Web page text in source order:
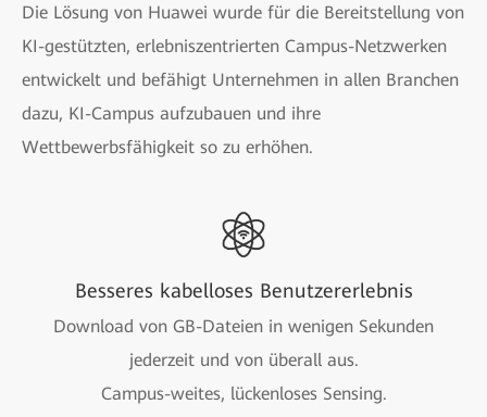
Die Lösung von Huawei wurde für die Bereitstellung von
KI-gestützten, erlebniszentrierten Campus-Netzwerken
entwickelt und befähigt Unternehmen in allen Branchen
dazu, KI-Campus aufzubauen und ihre
Wettbewerbsfähigkeit so zu erhöhen.
Besseres kabelloses Benutzererlebnis
Download von GB-Dateien in wenigen Sekunden
jederzeit und von überall aus.
Campus-weites, lückenloses Sensing.